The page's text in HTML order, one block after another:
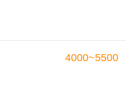
4000~5500